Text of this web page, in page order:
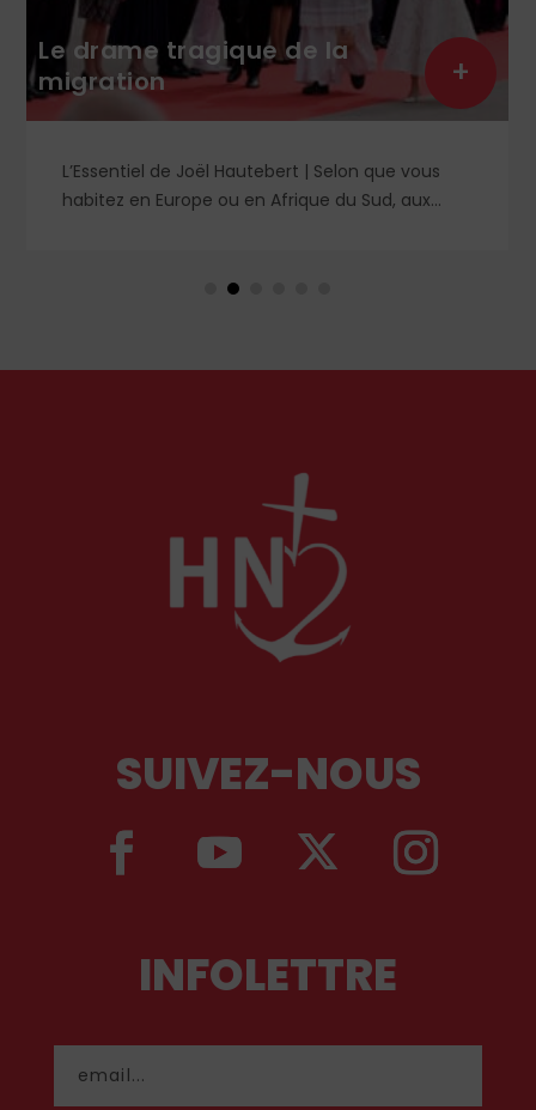
de la
Joël Hautebert | Selon que vous
ou en Afrique du Sud, aux
Pays-Bas ou en Irlande
Léon XIV récemment.
+
Le
pensée
férule de
Que prévoit le
l’Arcom ?
SUIVEZ-NOUS
INFOLETTRE